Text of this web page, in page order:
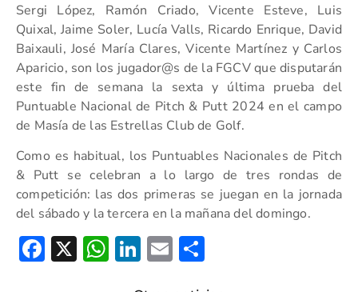
Sergi López, Ramón Criado, Vicente Esteve, Luis
Quixal, Jaime Soler, Lucía Valls, Ricardo Enrique, David
Baixauli, José María Clares, Vicente Martínez y Carlos
Aparicio, son los jugador@s de la FGCV que disputarán
este fin de semana la sexta y última prueba del
Puntuable Nacional de Pitch & Putt 2024 en el campo
de Masía de las Estrellas Club de Golf.
Como es habitual, los Puntuables Nacionales de Pitch
& Putt se celebran a lo largo de tres rondas de
competición: las dos primeras se juegan en la jornada
del sábado y la tercera en la mañana del domingo.
Facebook
X WhatsApp
LinkedIn
Email